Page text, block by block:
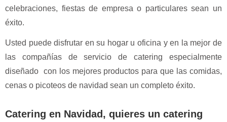
celebraciones, fiestas de empresa o particulares sean un
éxito.
Usted puede disfrutar en su hogar u oficina y en la mejor de
las compañías de servicio de catering especialmente
diseñado con los mejores productos para que las comidas,
cenas o picoteos de navidad sean un completo éxito.
Catering en Navidad, quieres un catering